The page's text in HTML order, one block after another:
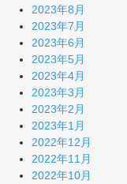
2023年8月
2023年7月
2023年6月
2023年5月
2023年4月
2023年3月
2023年2月
2023年1月
2022年12月
2022年11月
2022年10月